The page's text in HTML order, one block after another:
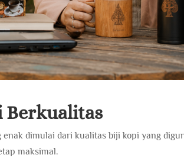
Berkualitas
dimulai dari kualitas biji kopi yang
maksimal.